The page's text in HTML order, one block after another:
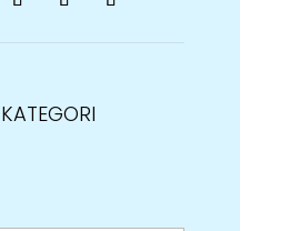
KATEGORI